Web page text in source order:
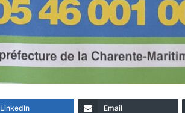
LinkedIn Email